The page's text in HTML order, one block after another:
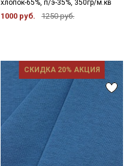
хлопок-65%, п/э-35%, 350гр/м.кв
1000 руб. 1250 руб.
СКИДКА 20% АКЦИЯ